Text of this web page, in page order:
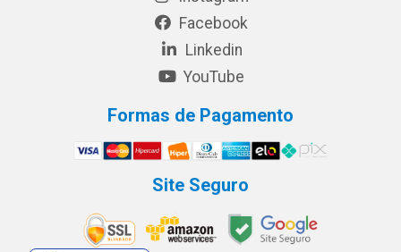
Facebook
Linkedin
YouTube
Formas de Pagamento
Site Seguro